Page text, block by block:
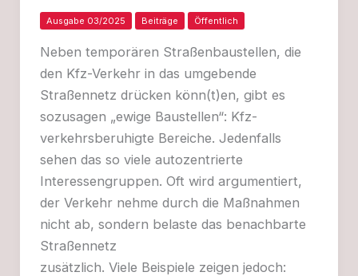
Ausgabe 03/2025 Beiträge Öffentlich
Neben temporären Straßenbaustellen, die
den Kfz-Verkehr in das umgebende
Straßennetz drücken könn(t)en, gibt es
sozusagen „ewige Baustellen“: Kfz-
verkehrsberuhigte Bereiche. Jedenfalls
sehen das so viele autozentrierte
Interessengruppen. Oft wird argumentiert,
der Verkehr nehme durch die Maßnahmen
nicht ab, sondern belaste das benachbarte
Straßennetz
zusätzlich. Viele Beispiele zeigen jedoch: